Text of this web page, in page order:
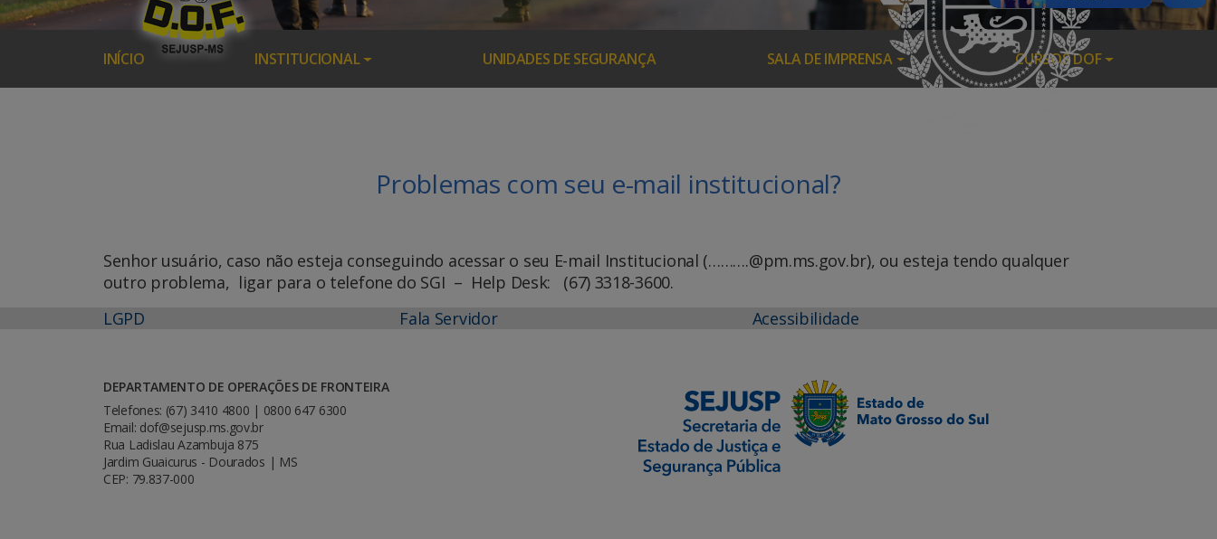
INÍCIO INSTITUCIONAL UNIDADES DE SEGURANÇA SALA DE IMPRENSA CURSOS DOF
Problemas com seu e-mail institucional?
Senhor usuário, caso não esteja conseguindo acessar o seu E-mail Institucional (……….@pm.ms.gov.br), ou esteja tendo qualquer
outro problema, ligar para o telefone do SGI – Help Desk: (67) 3318-3600.
LGPD
Fala Servidor Acessibilidade
DEPARTAMENTO DE OPERAÇÕES DE FRONTEIRA
Telefones: (67) 3410 4800 | 0800 647 6300
Email: dof@sejusp.ms.gov.br
Rua Ladislau Azambuja 875
Jardim Guaicurus - Dourados | MS
CEP: 79.837-000